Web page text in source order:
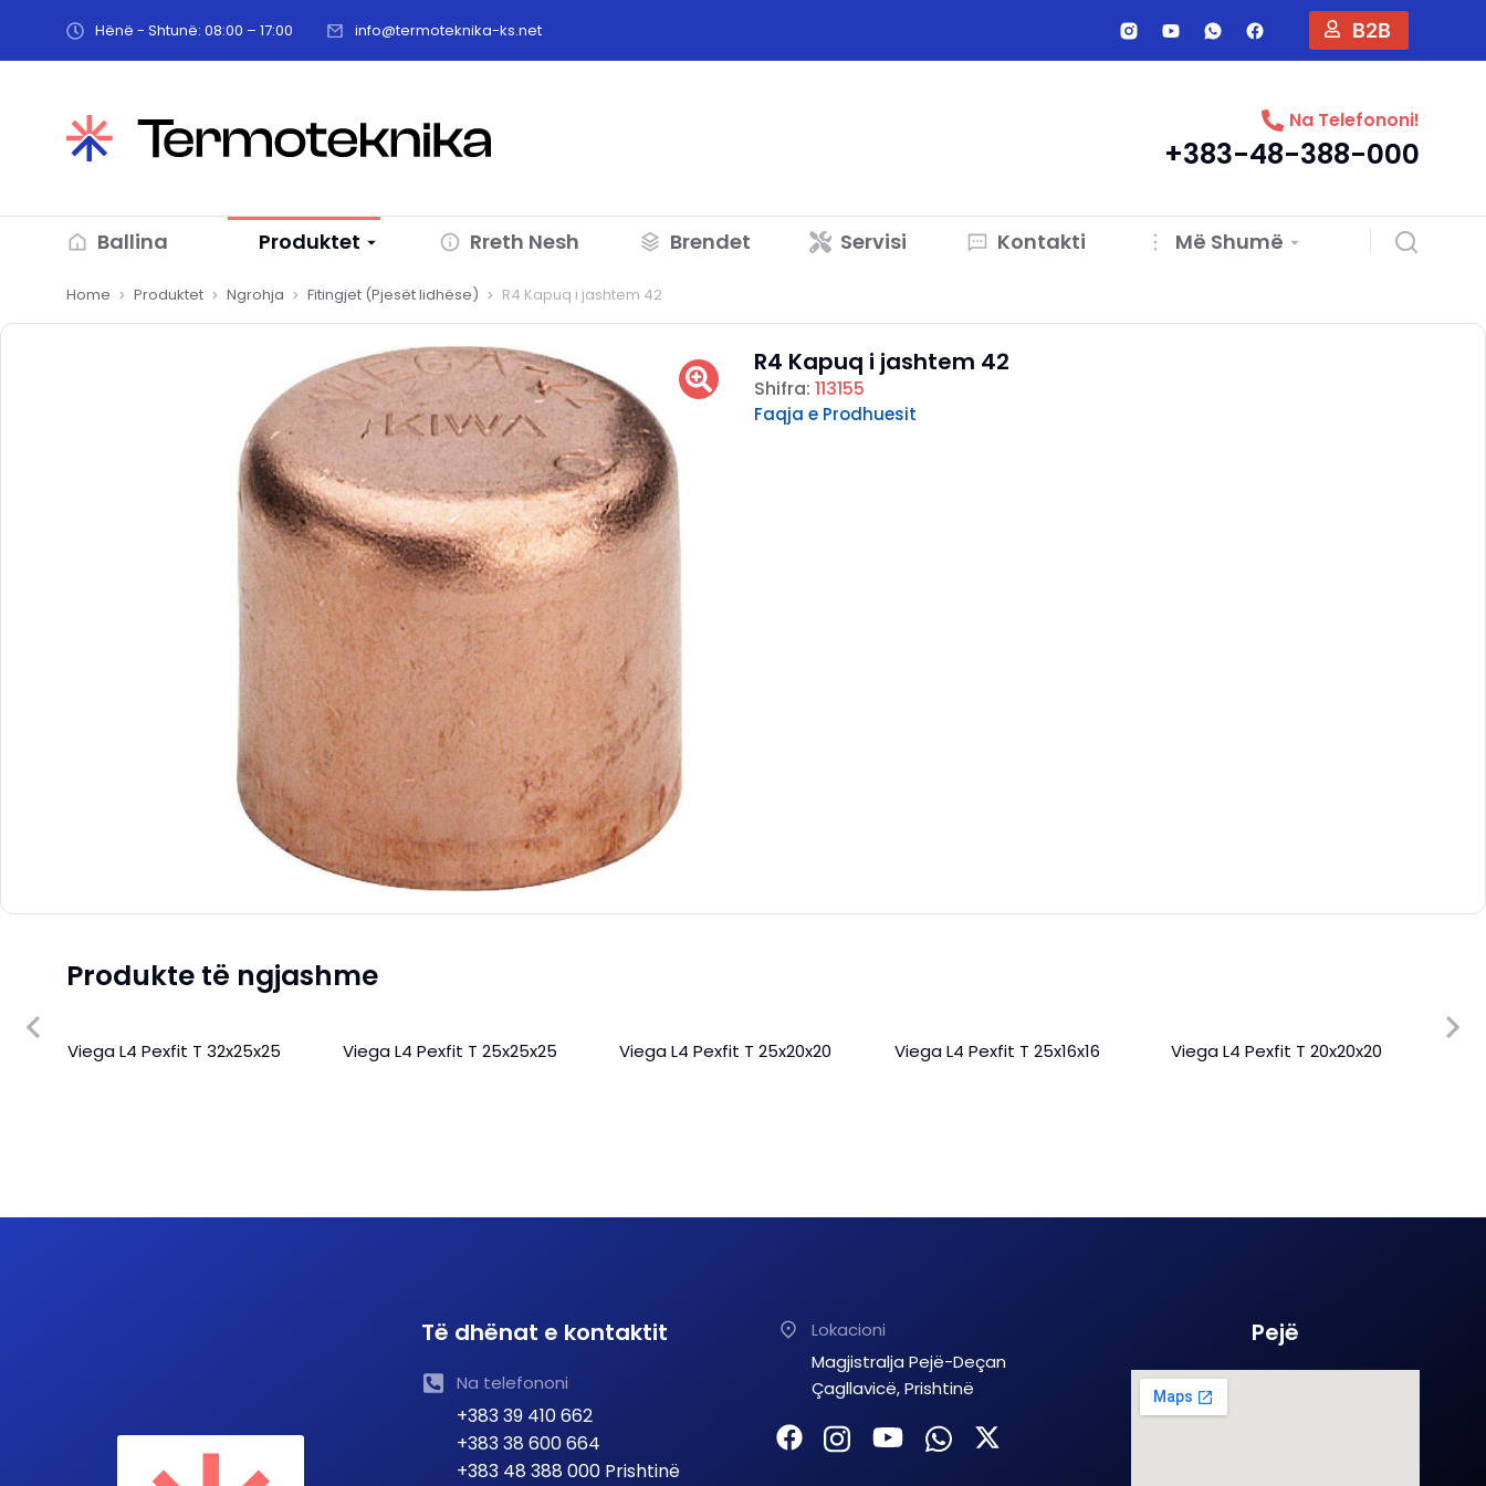
Hënë - Shtunë: 08:00 – 17:00 info@termoteknika-ks.net B2B
Na Telefononi!
+383-48-388-000
Ballina Produktet Rreth Nesh Brendet Servisi Kontakti Më Shumë
You are here:
Home Produktet Ngrohja Fitingjet (Pjesët lidhëse) R4 Kapuq i jashtem 42
R4 Kapuq i jashtem 42
Shifra: 113155
Faqja e Prodhuesit
Produkte të ngjashme
Viega L4 Pexfit T 32x25x25 Viega L4 Pexfit T 25x25x25 Viega L4 Pexfit T 25x20x20 Viega L4 Pexfit T 25x16x16 Viega L4 Pexfit T 20x20x20
Të dhënat e kontaktit
Na telefononi
+383 39 410 662
+383 38 600 664
+383 48 388 000 Prishtinë
Lokacioni
Magjistralja Pejë-Deçan
Çagllavicë, Prishtinë
Pejë